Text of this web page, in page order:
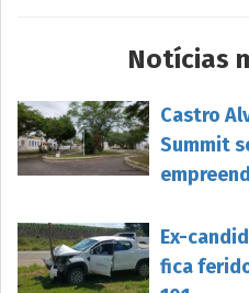
Notícias
Castro
Summit
Ex-
fica